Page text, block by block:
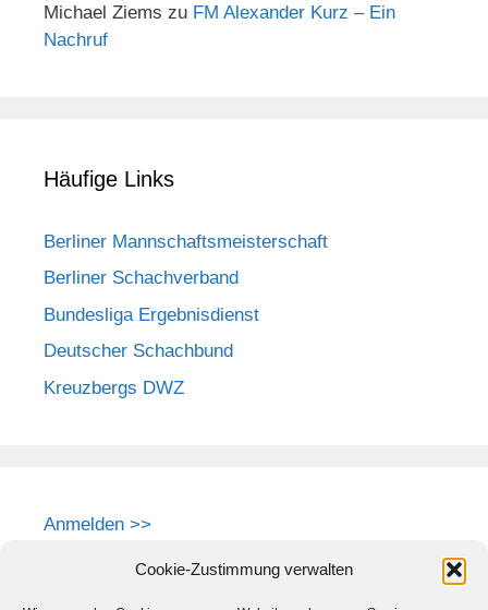
Cookie-Zustimmung verwalten
Michael Ziems zu FM Alexander Kurz – Ein
Nachruf
Häufige Links
Berliner Mannschaftsmeisterschaft
Berliner Schachverband
Bundesliga Ergebnisdienst
Deutscher Schachbund
Kreuzbergs DWZ
Anmelden >>